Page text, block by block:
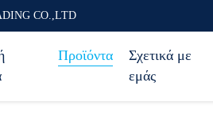
CO.,LTD
Προϊόντα
Σχετικά με
εμάς